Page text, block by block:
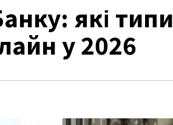
які типи
у 2026